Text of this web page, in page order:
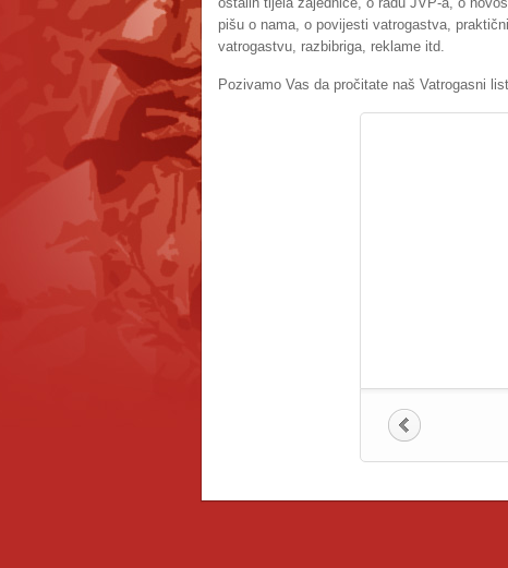
pišu o nama, o povijesti vatrogastva,
vatrogastvu, razbibriga, reklame itd.
Pozivamo Vas da pročitate naš Vatrogasni